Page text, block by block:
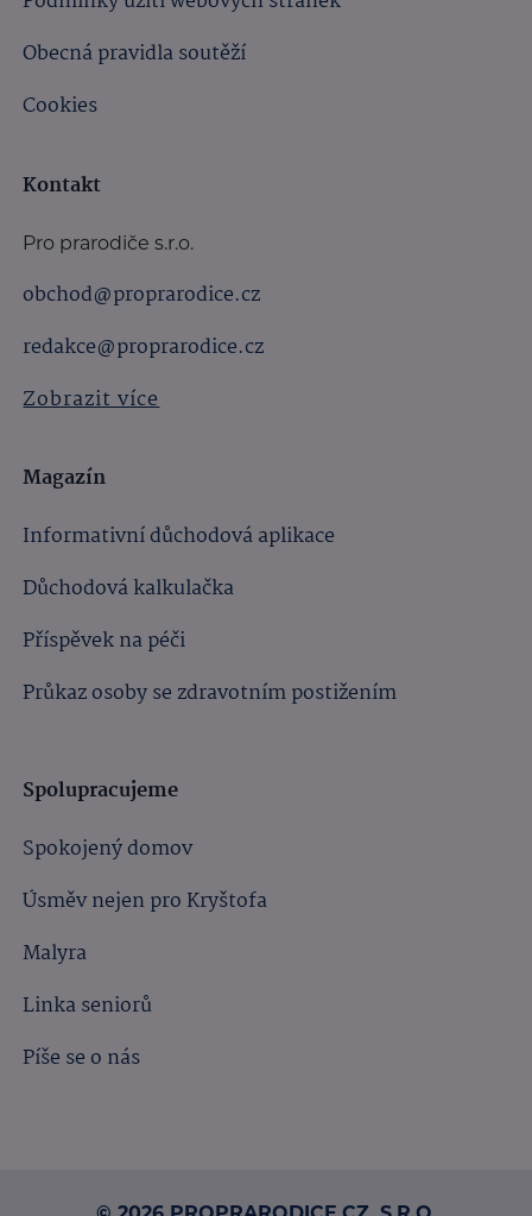
Obecná pravidla soutěží
Cookies
Kontakt
Pro prarodiče s.r.o.
obchod@proprarodice.cz
redakce@proprarodice.cz
Zobrazit více
Magazín
Informativní důchodová aplikace
Důchodová kalkulačka
Příspěvek na péči
Průkaz osoby se zdravotním postižením
Spolupracujeme
Spokojený domov
Úsměv nejen pro Kryštofa
Malyra
Linka seniorů
Píše se o nás